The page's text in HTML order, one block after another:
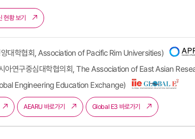
현황 보기
대학협회, Association of Pacific Rim Universities)
아연구중심대학협의회, The Association of East Asian
Engineering Education Exchange)
AEARU 바로가기 Global E3 바로가기